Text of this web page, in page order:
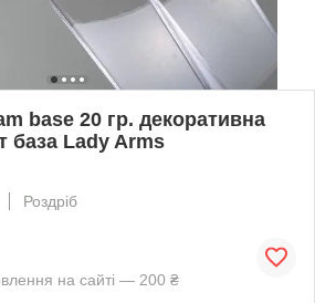
base 20 гр. декоративна
база Lady Arms
Роздріб
на сайті — 200 ₴